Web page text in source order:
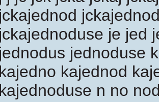
jckajednod
jckajednoduse je jed
jednodus jednoduse
kajedno kajednod
kajednoduse n no